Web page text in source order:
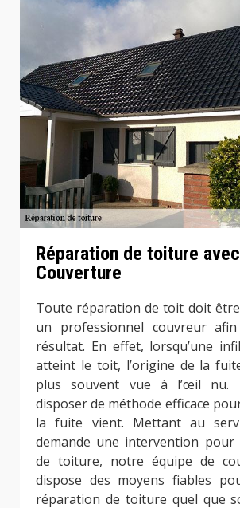
Réparation de toiture
Couverture
Toute réparation de toit doit
un professionnel couvreur afin
résultat. En effet, lorsqu’une
atteint le toit, l’origine de la
plus souvent vue à l’œil nu.
disposer de méthode efficace
la fuite vient. Mettant au
demande une intervention
de toiture, notre équipe de
dispose des moyens fiables
réparation de toiture quel que